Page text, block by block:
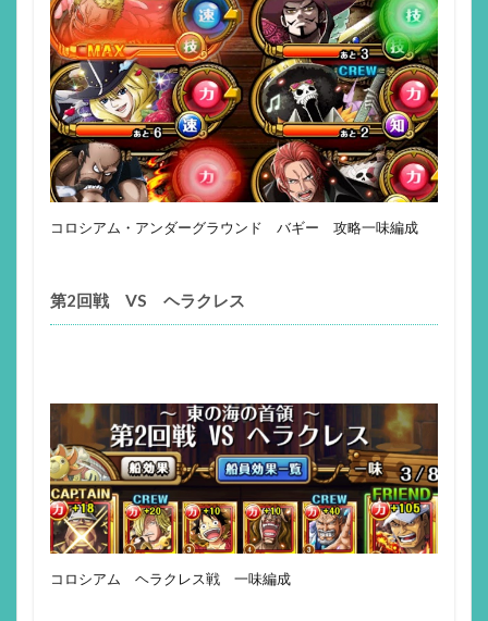
コロシアム・アンダーグラウンド バギー 攻略一味編成
第2回戦 VS ヘラクレス
コロシアム ヘラクレス戦 一味編成